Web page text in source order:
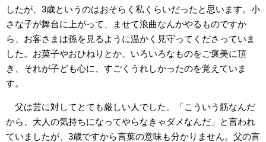
したが、3歳というのはおそらく私くらいだったと思います。小
さな子が舞台に上がって、ませて浪曲なんかやるものですか
ら、お客さまは孫を見るように温かく見守ってくださっていま
した。お菓子やおひねりとか、いろいろなものをご褒美に頂
き、それが子ども心に、すごくうれしかったのを覚えていま
す。
父は芸に対してとても厳しい人でした。「こういう筋なんだ
から、大人の気持ちになってやらなきゃダメなんだ」と言われ
ていましたが、3歳ですから言葉の意味も分かりません。父の言